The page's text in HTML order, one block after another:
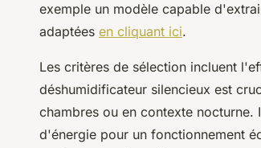
exemple un modèle capable
adaptées en cliquant ici.
Les critères de sélection incluent
déshumidificateur silencieux est
chambres ou en contexte
d'énergie pour un fonctionnement